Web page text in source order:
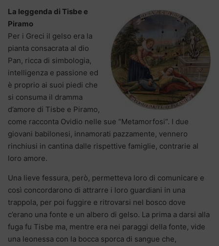
La leggenda di Tisbe e
Piramo
Per i Greci il gelso era la
pianta consacrata al dio
Pan, ricca di simbologia,
intelligenza e passione ed
è proprio ai suoi piedi che
si consuma il dramma
d’amore di Tisbe e Piramo,
come racconta Ovidio nelle sue “Metamorfosi”. I due
giovani babilonesi, innamorati pazzamente, vennero
rinchiusi in cantina dalle rispettive famiglie, contrarie al
loro amore.
Una lieve fessura, però, permetteva loro di comunicare e
così concordarono di attrarre i loro guardiani in una
trappola, per poi fuggire e ritrovarsi nel bosco dove
c’erano una fonte e un albero di gelso. La prima a darsi alla
fuga fu Tisbe ma, mentre era nei paraggi della fonte, vide
una leonessa con la bocca sporca di sangue che,